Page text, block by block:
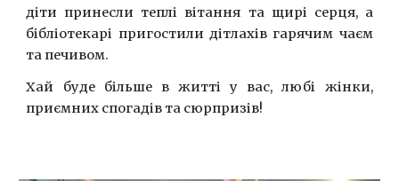
діти принесли теплі вітання та щирі серця, а
бібліотекарі пригостили дітлахів гарячим чаєм
та печивом.
Хай буде більше в житті у вас, любі жінки,
приємних спогадів та сюрпризів!